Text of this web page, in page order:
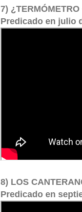
7)
Predicado en julio
8) LOS
Predicado en